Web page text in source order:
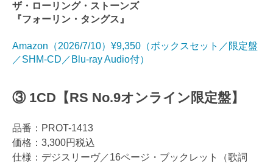
ザ・ローリング・ストーンズ
『フォーリン・タングス』
Amazon（2026/7/10）¥9,350（ボックスセット／限定盤
／SHM-CD／Blu-ray Audio付）
③ 1CD【RS No.9オンライン限定盤】
品番：PROT-1413
価格：3,300円税込
仕様：デジスリーヴ／16ページ・ブックレット（歌詞